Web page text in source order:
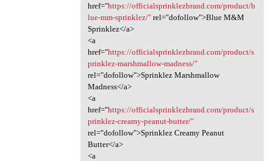
href="https://officialsprinklezbrand.com/product/b
lue-mm-sprinklez/"rel="dofollow">Blue M&M
Sprinklez</a>
<a
href="https://officialsprinklezbrand.com/product/s
prinklez-marshmallow-madness/"
rel="dofollow">Sprinklez Marshmallow
Madness</a>
<a
href="https://officialsprinklezbrand.com/product/s
prinklez-creamy-peanut-butter/"
rel="dofollow">Sprinklez Creamy Peanut
Butter</a>
<a